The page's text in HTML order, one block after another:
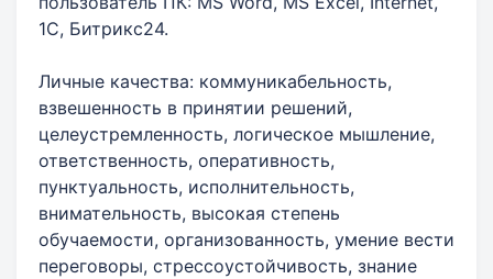
1С, Битрикс24.
Личные качества: коммуникабельность,
взвешенность в принятии решений,
целеустремленность, логическое мышление,
ответственность, оперативность,
пунктуальность, исполнительность,
внимательность, высокая степень
обучаемости, организованность, умение вести
переговоры, стрессоустойчивость, знание